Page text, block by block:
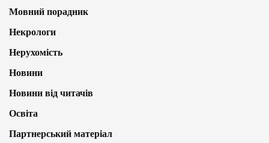
Мовний порадник
Некрологи
Нерухомість
Новини
Новини від читачів
Освіта
Партнерський матеріал